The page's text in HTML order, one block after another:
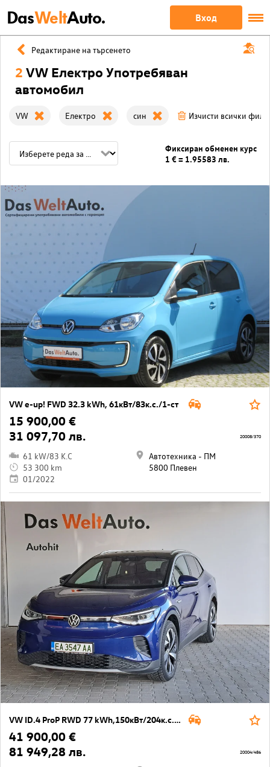
DasWeltAuto. Вход
Редактиране на търсенето
2 VW Електро Употребяван
автомобил
VW Електро син Изчисти всички
Фиксиран обменен курс
1 € = 1.95583 лв.
VW e-up! FWD 32.3 kWh, 61кВт/83к.с./1-ст
15 900,00 €
31 097,70 лв.
61 kW/83 K.C
53 300 km
01/2022
Автотехника - ПМ
5800 Плевен
20008/370
VW ID.4 ProP RWD 77 kWh,150кВт/204к.с./1-ст
41 900,00 €
81 949,28 лв.
20004/486